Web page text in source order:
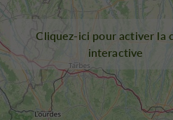
Cliquez-ici pour activer la
interactive